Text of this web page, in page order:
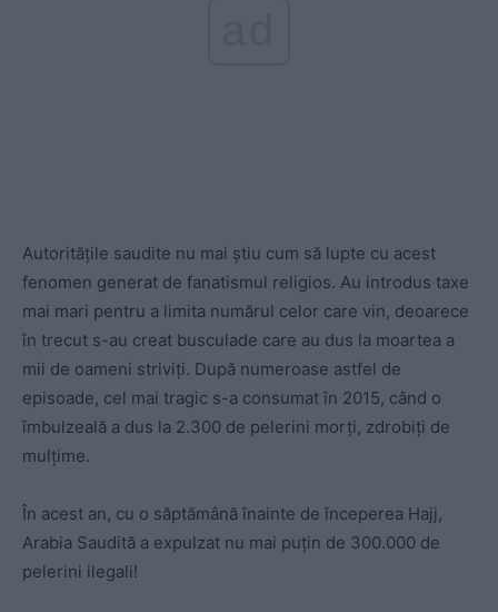
Autoritățile saudite nu mai știu cum să lupte cu acest
fenomen generat de fanatismul religios. Au introdus taxe
mai mari pentru a limita numărul celor care vin, deoarece
în trecut s-au creat busculade care au dus la moartea a
mii de oameni striviți. După numeroase astfel de
episoade, cel mai tragic s-a consumat în 2015, când o
îmbulzeală a dus la 2.300 de pelerini morți, zdrobiți de
mulțime.
În acest an, cu o săptămână înainte de începerea Hajj,
Arabia Saudită a expulzat nu mai puțin de 300.000 de
pelerini ilegali!